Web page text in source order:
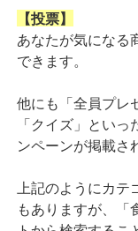
【投票】
あなたが気になる
できます。
他にも「全員プレ
「クイズ」とい
ンペーンが掲載さ
上記のようにカ
もありますが、「